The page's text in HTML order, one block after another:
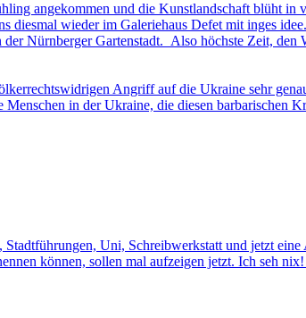
angekommen und die Kunstlandschaft blüht
wieder im Galeriehaus Defet mit inges
Nürnberger Gartenstadt. Also höchste Zeit, den
Angriff auf die Ukraine sehr
in der Ukraine, die diesen barbarischen
Uni, Schreibwerkstatt und jetzt
können, sollen mal aufzeigen jetzt. Ich seh